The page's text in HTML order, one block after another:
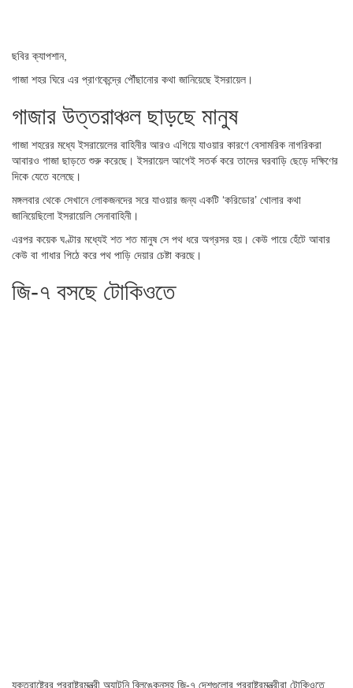
ছবির ক্যাপশান,
গাজা শহর ঘিরে এর প্রাণকেন্দ্রে পৌঁছানোর কথা জানিয়েছে ইসরায়েল।
গাজার উত্তরাঞ্চল ছাড়ছে মানুষ
গাজা শহরের মধ্যে ইসরায়েলের বাহিনীর আরও এগিয়ে যাওয়ার কারণে বেসামরিক নাগরিকরা
আবারও গাজা ছাড়তে শুরু করেছে। ইসরায়েল আগেই সতর্ক করে তাদের ঘরবাড়ি ছেড়ে দক্ষিণের
দিকে যেতে বলেছে।
মঙ্গলবার থেকে সেখানে লোকজনদের সরে যাওয়ার জন্য একটি ‘করিডোর’ খোলার কথা
জানিয়েছিলো ইসরায়েলি সেনাবাহিনী।
এরপর কয়েক ঘণ্টার মধ্যেই শত শত মানুষ সে পথ ধরে অগ্রসর হয়। কেউ পায়ে হেঁটে আবার
কেউ বা গাধার পিঠে করে পথ পাড়ি দেয়ার চেষ্টা করছে।
জি-৭ বসছে টোকিওতে
যুক্তরাষ্ট্রের পররাষ্ট্রমন্ত্রী অ্যান্টনি ব্লিঙ্কেনসহ জি-৭ দেশগুলোর পররাষ্ট্রমন্ত্রীরা টোকিওতে